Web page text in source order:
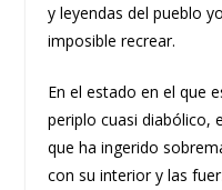
y leyendas del pueblo
imposible recrear.
En el estado en el que
periplo cuasi diabólico,
que ha ingerido
con su interior y las